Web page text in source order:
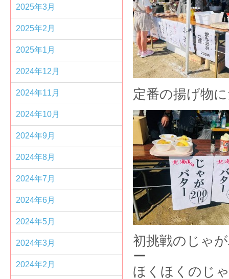
定番の揚げ物
初挑戦のじゃ
ほくほくのじ
2025年3月
2025年2月
2025年1月
2024年12月
2024年11月
2024年10月
2024年9月
2024年8月
2024年7月
2024年6月
2024年5月
2024年3月
2024年2月